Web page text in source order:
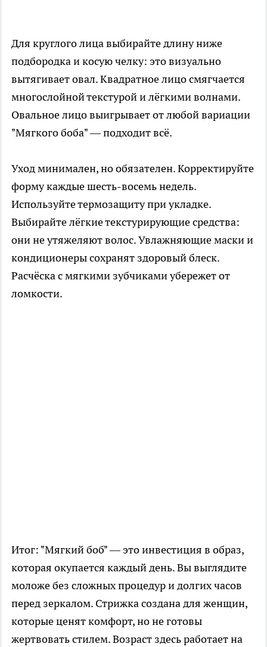
Для круглого лица выбирайте длину ниже
подбородка и косую челку: это визуально
вытягивает овал. Квадратное лицо смягчается
многослойной текстурой и лёгкими волнами.
Овальное лицо выигрывает от любой вариации
"Мягкого боба" — подходит всё.
Уход минимален, но обязателен. Корректируйте
форму каждые шесть-восемь недель.
Используйте термозащиту при укладке.
Выбирайте лёгкие текстурирующие средства:
они не утяжеляют волос. Увлажняющие маски и
кондиционеры сохранят здоровый блеск.
Расчёска с мягкими зубчиками убережет от
ломкости.
Итог: "Мягкий боб" — это инвестиция в образ,
которая окупается каждый день. Вы выглядите
моложе без сложных процедур и долгих часов
перед зеркалом. Стрижка создана для женщин,
которые ценят комфорт, но не готовы
жертвовать стилем. Возраст здесь работает на